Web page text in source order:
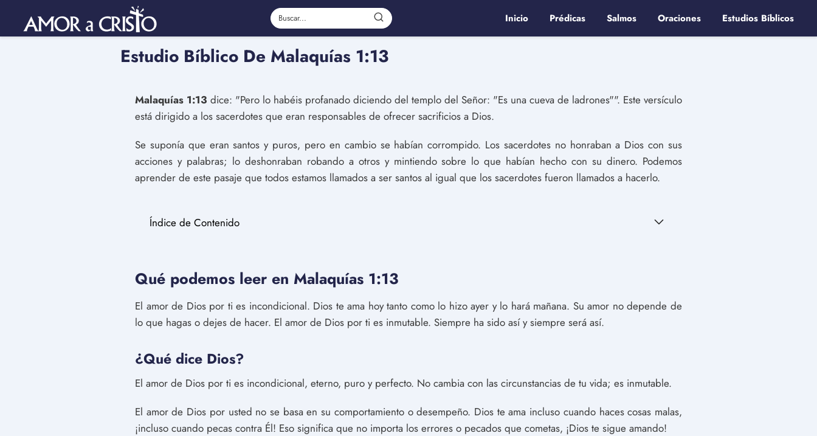
Inicio Prédicas Salmos Oraciones Estudios Bíblicos
Estudio Bíblico De Malaquías 1:13
Malaquías 1:13 dice: "Pero lo habéis profanado diciendo del templo del Señor: "Es una cueva de ladrones"". Este versículo
está dirigido a los sacerdotes que eran responsables de ofrecer sacrificios a Dios.
Se suponía que eran santos y puros, pero en cambio se habían corrompido. Los sacerdotes no honraban a Dios con sus
acciones y palabras; lo deshonraban robando a otros y mintiendo sobre lo que habían hecho con su dinero. Podemos
aprender de este pasaje que todos estamos llamados a ser santos al igual que los sacerdotes fueron llamados a hacerlo.
Índice de Contenido
Qué podemos leer en Malaquías 1:13
El amor de Dios por ti es incondicional. Dios te ama hoy tanto como lo hizo ayer y lo hará mañana. Su amor no depende de
lo que hagas o dejes de hacer. El amor de Dios por ti es inmutable. Siempre ha sido así y siempre será así.
¿Qué dice Dios?
El amor de Dios por ti es incondicional, eterno, puro y perfecto. No cambia con las circunstancias de tu vida; es inmutable.
El amor de Dios por usted no se basa en su comportamiento o desempeño. Dios te ama incluso cuando haces cosas malas,
¡incluso cuando pecas contra Él! Eso significa que no importa los errores o pecados que cometas, ¡Dios te sigue amando!